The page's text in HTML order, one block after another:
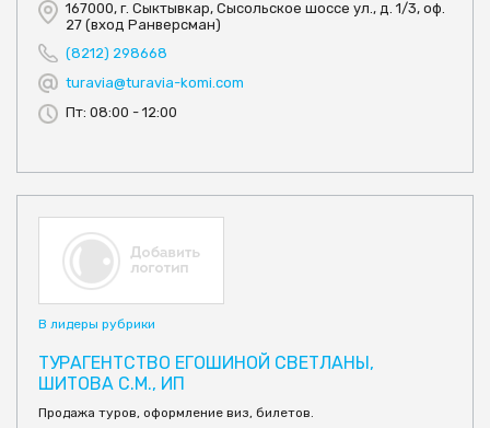
167000, г. Сыктывкар, Сысольское шоссе ул., д. 1/3, оф.
27 (вход Ранверсман)
(8212) 298668
turavia@turavia-komi.com
Пт: 08:00 - 12:00
В лидеры рубрики
ТУРАГЕНТСТВО ЕГОШИНОЙ СВЕТЛАНЫ,
ШИТОВА С.М., ИП
Продажа туров, оформление виз, билетов.